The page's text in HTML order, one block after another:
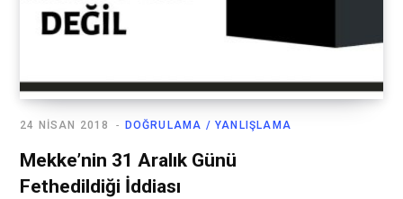
DOĞRULAMA / YANLIŞLAMA
24 NISAN 2018
Mekke’nin 31 Aralık Günü
Fethedildiği İddiası